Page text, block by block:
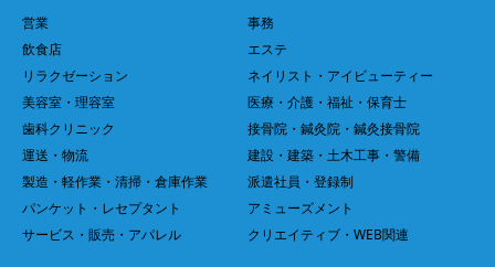
営業
事務
飲食店
エステ
リラクゼーション
ネイリスト・アイビューティー
美容室・理容室
医療・介護・福祉・保育士
歯科クリニック
接骨院・鍼灸院・鍼灸接骨院
運送・物流
建設・建築・土木工事・警備
製造・軽作業・清掃・倉庫作業
派遣社員・登録制
パンケット・レセプタント
アミューズメント
サービス・販売・アパレル
クリエイティブ・WEB関連